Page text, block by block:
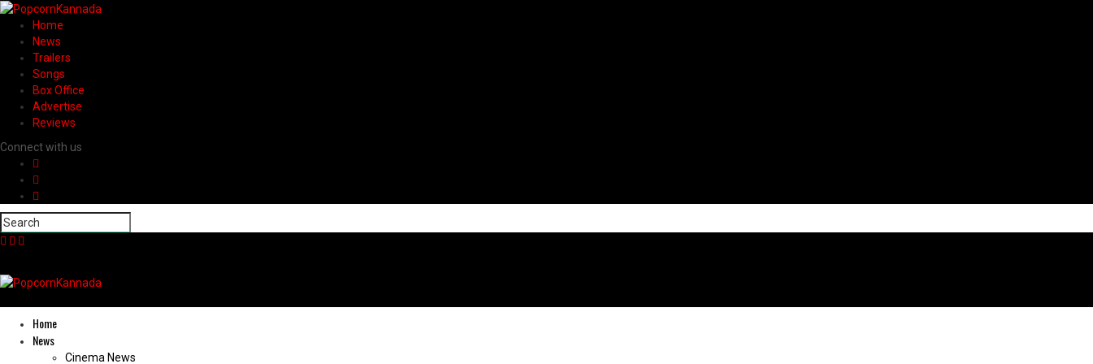
Home
News
Trailers
Songs
Box Office
Advertise
Reviews
Connect with us
Home
News
Cinema News